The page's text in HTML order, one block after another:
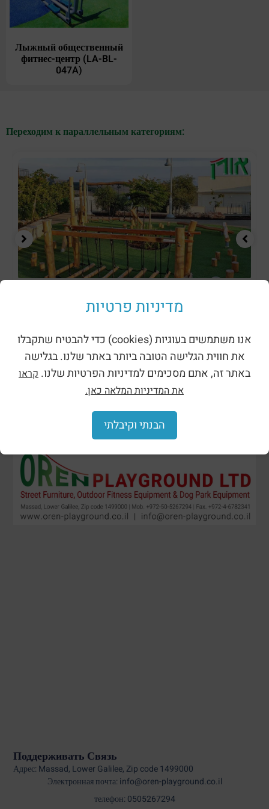
Лыжный общественный
фитнес-центр (LA-BL-
047A)
Переходим к параллельным категориям:
Поддерживать Связь
Адрес: Massad, Lower Galilee, Zip code 1499000
Электронная почта: info@oren-playground.co.il
телефон: 0505267294
מדיניות פרטיות
אנו משתמשים בעוגיות (cookies) כדי להבטיח שתקבלו
את חווית הגלישה הטובה ביותר באתר שלנו. בגלישה
באתר זה, אתם מסכימים למדיניות הפרטיות שלנו. קראו
את המדיניות המלאה כאן.
הבנתי וקיבלתי